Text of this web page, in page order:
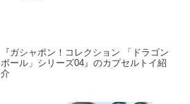
『ガシャポン！コレクション 「ドラゴン
ボール」シリーズ04』のカプセルトイ紹
介